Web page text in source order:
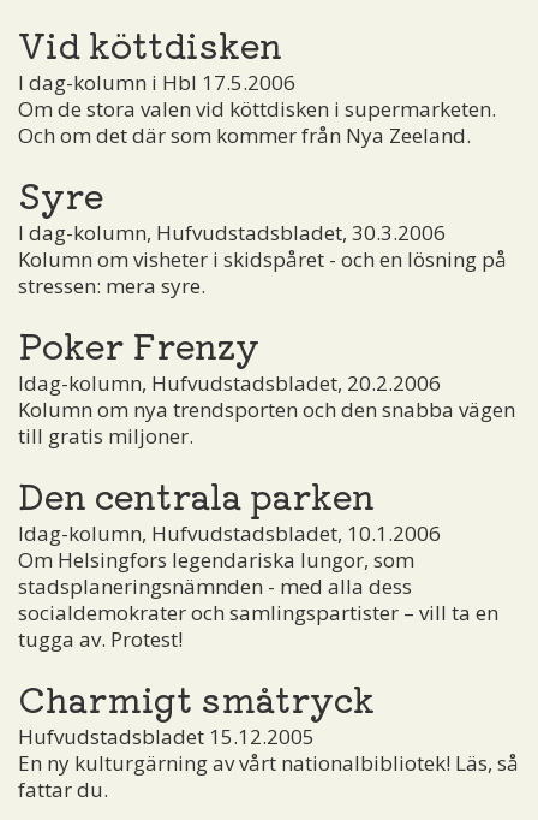
Vid köttdisken
I dag-kolumn i Hbl 17.5.2006
Om de stora valen vid köttdisken i supermarketen.
Och om det där som kommer från Nya Zeeland.
Syre
I dag-kolumn, Hufvudstadsbladet, 30.3.2006
Kolumn om visheter i skidspåret - och en lösning på
stressen: mera syre.
Poker Frenzy
Idag-kolumn, Hufvudstadsbladet, 20.2.2006
Kolumn om nya trendsporten och den snabba vägen
till gratis miljoner.
Den centrala parken
Idag-kolumn, Hufvudstadsbladet, 10.1.2006
Om Helsingfors legendariska lungor, som
stadsplaneringsnämnden - med alla dess
socialdemokrater och samlingspartister – vill ta en
tugga av. Protest!
Charmigt småtryck
Hufvudstadsbladet 15.12.2005
En ny kulturgärning av vårt nationalbibliotek! Läs, så
fattar du.